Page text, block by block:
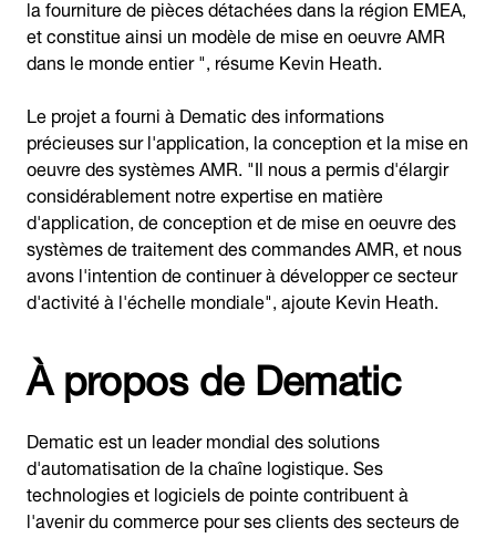
la fourniture de pièces détachées dans la région EMEA,
et constitue ainsi un modèle de mise en oeuvre AMR
dans le monde entier ", résume Kevin Heath.
Le projet a fourni à Dematic des informations
précieuses sur l'application, la conception et la mise en
oeuvre des systèmes AMR. "Il nous a permis d'élargir
considérablement notre expertise en matière
d'application, de conception et de mise en oeuvre des
systèmes de traitement des commandes AMR, et nous
avons l'intention de continuer à développer ce secteur
d'activité à l'échelle mondiale", ajoute Kevin Heath.
À propos de Dematic
Dematic est un leader mondial des solutions
d'automatisation de la chaîne logistique. Ses
technologies et logiciels de pointe contribuent à
l'avenir du commerce pour ses clients des secteurs de